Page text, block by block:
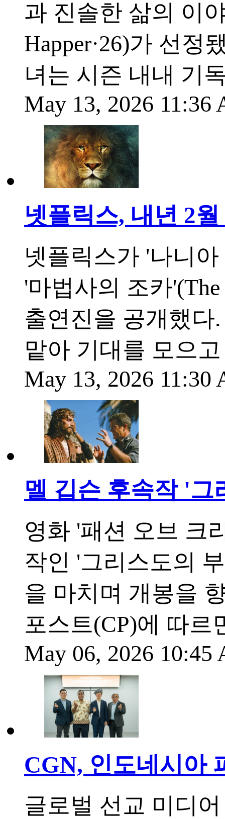
과 진솔한 삶의 이
Happer·26)가 선
녀는 시즌 내내 기
May 13, 2026 11:36
넷플릭스, 내년 2
넷플릭스가 '나니
'마법사의 조카
출연진을 공개했다
맡아 기대를 모으
May 13, 2026 11:30
멜 깁슨 후속작 '그
영화 '패션 오브 크
작인 '그리스도의
을 마치며 개봉을
포스트(CP)에 따
May 06, 2026 10:45
CGN, 인도네시아
글로벌 선교 미디